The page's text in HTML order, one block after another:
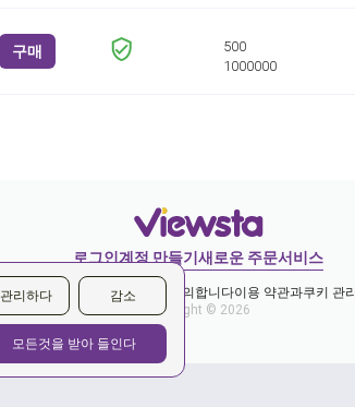
관리하다 감소
모든것을 받아 들인다
구매
500
1000000
로그인계정 만들기 새로운 주문서비스
개인 정보 보호 정책에 동의합니다이용 약관과쿠키 관리
Copyright © 2026